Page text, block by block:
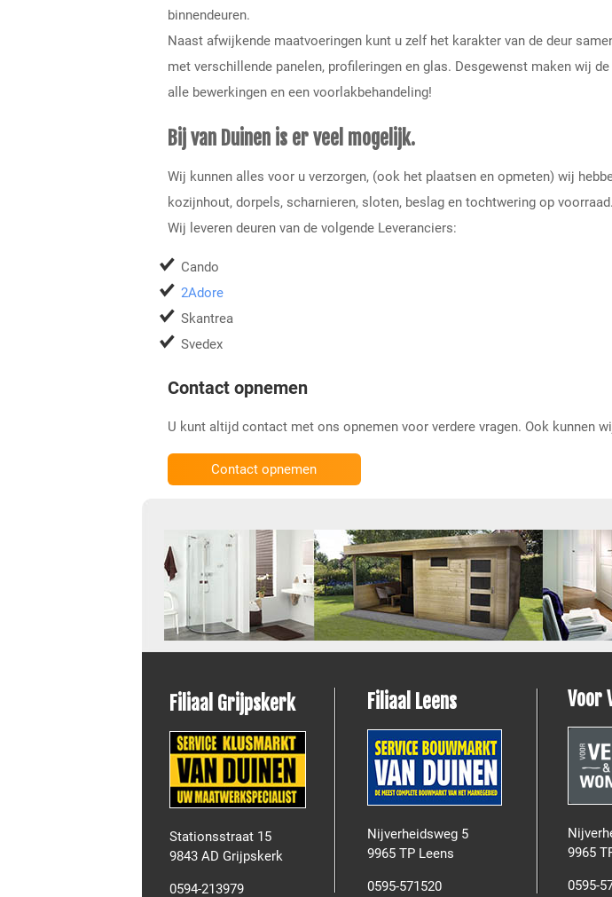
binnendeuren.
Naast afwijkende maatvoeringen kunt u zelf het karakter van de deur
met verschillende panelen, profileringen en glas. Desgewenst maken wij
alle bewerkingen en een voorlakbehandeling!
Bij van Duinen is er veel mogelijk.
Wij kunnen alles voor u verzorgen, (ook het plaatsen en opmeten) wij
kozijnhout, dorpels, scharnieren, sloten, beslag en tochtwering op voorraad.
Wij leveren deuren van de volgende Leveranciers:
Cando
2Adore
Skantrea
Svedex
Contact opnemen
U kunt altijd contact met ons opnemen voor verdere vragen. Ook kunnen
Contact opnemen
Filiaal Leens
Nijverheidsweg 5
9965 TP Leens
0595-571520
Filiaal Grijpskerk
Stationsstraat 15
9843 AD Grijpskerk
0594-213979
Voor
9965
0595-